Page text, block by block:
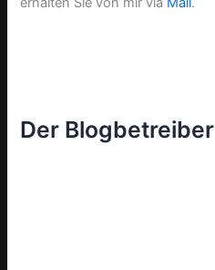
Der Blogbetreiber